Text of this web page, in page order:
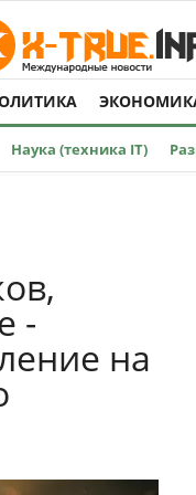
Наука (техника IT)
-
на